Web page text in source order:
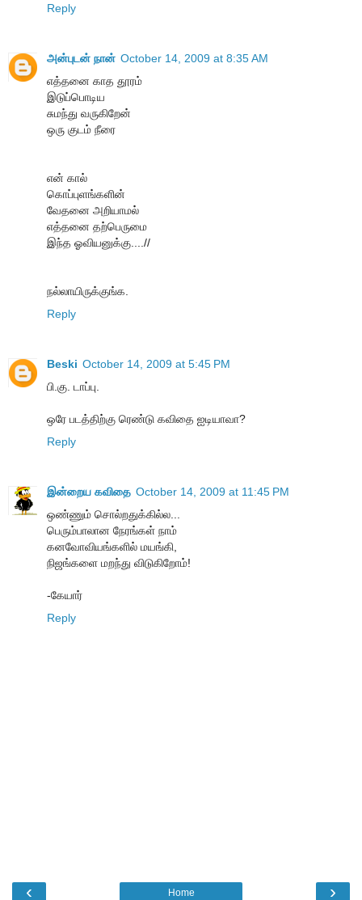
Reply
அன்புடன் நான் October 14, 2009 at 8:35 AM
எத்தனை காத தூரம்
இடுப்பொடிய
சுமந்து வருகிறேன்
ஒரு குடம் நீரை
என் கால்
கொப்புளங்களின்
வேதனை அறியாமல்
எத்தனை தற்பெருமை
இந்த ஓவியனுக்கு....//
ந‌ல்லாயிருக்குங்க‌.
Reply
Beski October 14, 2009 at 5:45 PM
பி.கு. டாப்பு.
ஒரே படத்திற்கு ரெண்டு கவிதை ஐடியாவா?
Reply
இன்றைய கவிதை October 14, 2009 at 11:45 PM
ஒண்ணும் சொல்றதுக்கில்ல...
பெரும்பாலான நேரங்கள் நாம்
கனவோவியங்களில் மயங்கி,
நிஜங்களை மறந்து விடுகிறோம்!
-கேயார்
Reply
‹ ›
Home